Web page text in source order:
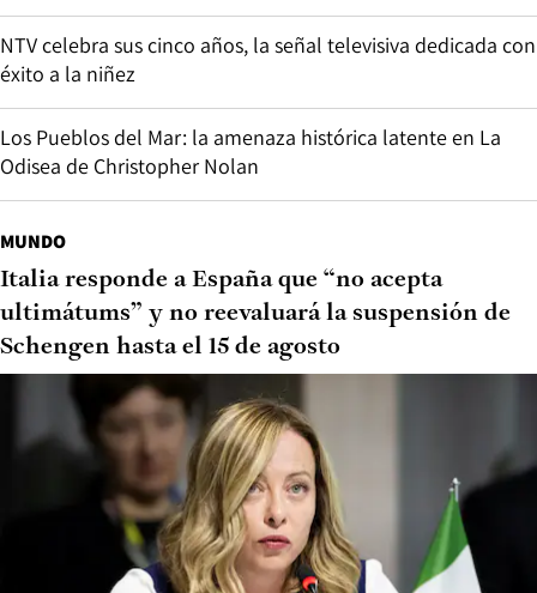
NTV celebra sus cinco años, la señal televisiva dedicada con
éxito a la niñez
Los Pueblos del Mar: la amenaza histórica latente en La
Odisea de Christopher Nolan
MUNDO
Italia responde a España que “no acepta
ultimátums” y no reevaluará la suspensión de
Schengen hasta el 15 de agosto